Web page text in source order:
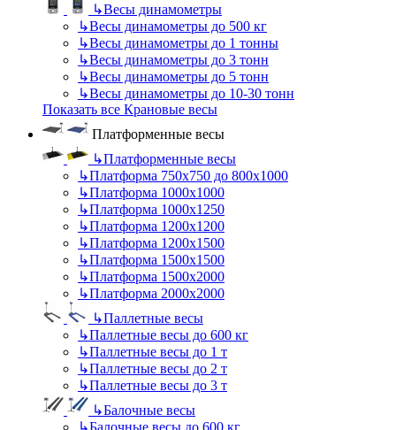
↳Весы динамометры
↳Весы динамометры до 500 кг
↳Весы динамометры до 1 тонны
↳Весы динамометры до 3 тонн
↳Весы динамометры до 5 тонн
↳Весы динамометры до 10-30 тонн
Показать все Крановые весы
Платформенные весы
↳Платформенные весы
↳Платформа 750х750 до 800х1000
↳Платформа 1000х1000
↳Платформа 1000х1250
↳Платформа 1200х1200
↳Платформа 1200х1500
↳Платформа 1500х1500
↳Платформа 1500х2000
↳Платформа 2000х2000
↳Паллетные весы
↳Паллетные весы до 600 кг
↳Паллетные весы до 1 т
↳Паллетные весы до 2 т
↳Паллетные весы до 3 т
↳Балочные весы
↳Балочные весы до 600 кг